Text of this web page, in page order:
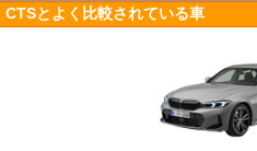
CTSとよく比較されている車